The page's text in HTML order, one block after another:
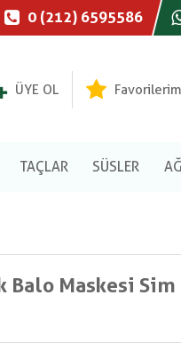
0 (212) 6595586
ÜYE OL Favorilerim
TAÇLAR SÜSLER
Balo Maskesi